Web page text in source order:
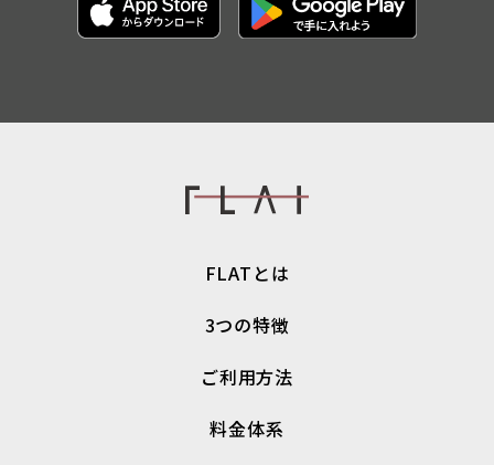
FLATとは
3つの特徴
ご利用方法
料金体系